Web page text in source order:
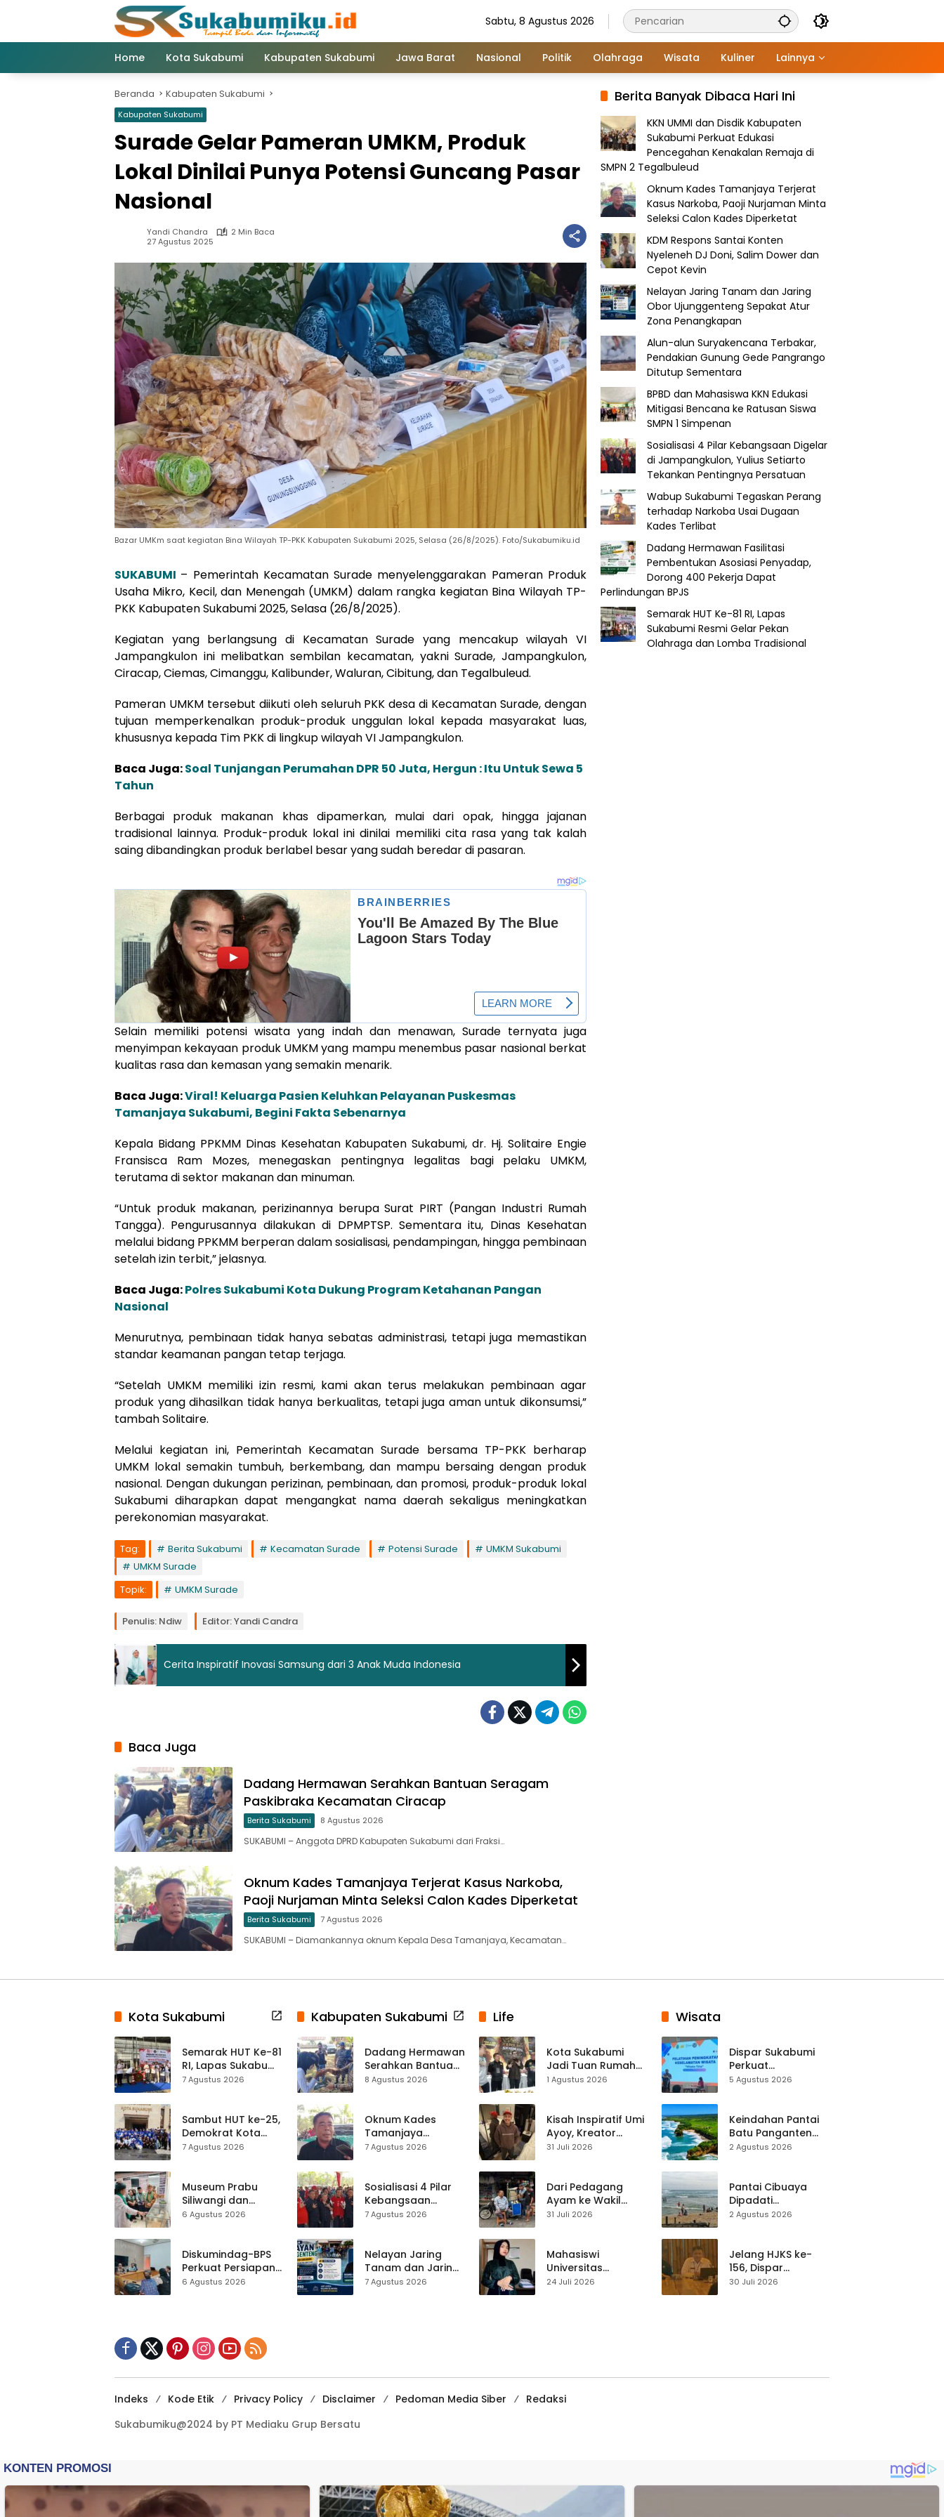
Sabtu, 8 Agustus 2026
Home Kota Sukabumi Kabupaten Sukabumi Jawa Barat Nasional Politik Olahraga Wisata Kuliner Lainnya
Beranda Kabupaten Sukabumi
Kabupaten Sukabumi
Surade Gelar Pameran UMKM, Produk
Lokal Dinilai Punya Potensi Guncang Pasar
Nasional
Yandi Chandra
2 Min Baca
27 Agustus 2025
Bazar UMKm saat kegiatan Bina Wilayah TP-PKK Kabupaten Sukabumi 2025, Selasa (26/8/2025). Foto/Sukabumiku.id
SUKABUMI – Pemerintah Kecamatan Surade menyelenggarakan Pameran Produk
Usaha Mikro, Kecil, dan Menengah (UMKM) dalam rangka kegiatan Bina Wilayah TP-
PKK Kabupaten Sukabumi 2025, Selasa (26/8/2025).
Kegiatan yang berlangsung di Kecamatan Surade yang mencakup wilayah VI
Jampangkulon ini melibatkan sembilan kecamatan, yakni Surade, Jampangkulon,
Ciracap, Ciemas, Cimanggu, Kalibunder, Waluran, Cibitung, dan Tegalbuleud.
Pameran UMKM tersebut diikuti oleh seluruh PKK desa di Kecamatan Surade, dengan
tujuan memperkenalkan produk-produk unggulan lokal kepada masyarakat luas,
khususnya kepada Tim PKK di lingkup wilayah VI Jampangkulon.
Baca Juga:Soal Tunjangan Perumahan DPR 50 Juta, Hergun : Itu Untuk Sewa 5
Tahun
Berbagai produk makanan khas dipamerkan, mulai dari opak, hingga jajanan
tradisional lainnya. Produk-produk lokal ini dinilai memiliki cita rasa yang tak kalah
saing dibandingkan produk berlabel besar yang sudah beredar di pasaran.
Selain memiliki potensi wisata yang indah dan menawan, Surade ternyata juga
menyimpan kekayaan produk UMKM yang mampu menembus pasar nasional berkat
kualitas rasa dan kemasan yang semakin menarik.
Baca Juga:Viral! Keluarga Pasien Keluhkan Pelayanan Puskesmas
Tamanjaya Sukabumi, Begini Fakta Sebenarnya
Kepala Bidang PPKMM Dinas Kesehatan Kabupaten Sukabumi, dr. Hj. Solitaire Engie
Fransisca Ram Mozes, menegaskan pentingnya legalitas bagi pelaku UMKM,
terutama di sektor makanan dan minuman.
“Untuk produk makanan, perizinannya berupa Surat PIRT (Pangan Industri Rumah
Tangga). Pengurusannya dilakukan di DPMPTSP. Sementara itu, Dinas Kesehatan
melalui bidang PPKMM berperan dalam sosialisasi, pendampingan, hingga pembinaan
setelah izin terbit,” jelasnya.
Baca Juga:Polres Sukabumi Kota Dukung Program Ketahanan Pangan
Nasional
Menurutnya, pembinaan tidak hanya sebatas administrasi, tetapi juga memastikan
standar keamanan pangan tetap terjaga.
“Setelah UMKM memiliki izin resmi, kami akan terus melakukan pembinaan agar
produk yang dihasilkan tidak hanya berkualitas, tetapi juga aman untuk dikonsumsi,”
tambah Solitaire.
Melalui kegiatan ini, Pemerintah Kecamatan Surade bersama TP-PKK berharap
UMKM lokal semakin tumbuh, berkembang, dan mampu bersaing dengan produk
nasional. Dengan dukungan perizinan, pembinaan, dan promosi, produk-produk lokal
Sukabumi diharapkan dapat mengangkat nama daerah sekaligus meningkatkan
perekonomian masyarakat.
Tag: Berita Sukabumi Kecamatan Surade Potensi Surade
UMKM Sukabumi
UMKM Surade
Topik:
UMKM Surade
Penulis: Ndiw Editor: Yandi Candra
Cerita Inspiratif Inovasi Samsung dari 3 Anak Muda Indonesia
Baca Juga
Dadang Hermawan Serahkan Bantuan Seragam
Paskibraka Kecamatan Ciracap
Berita Sukabumi 8 Agustus 2026
SUKABUMI – Anggota DPRD Kabupaten Sukabumi dari Fraksi…
Oknum Kades Tamanjaya Terjerat Kasus Narkoba,
Paoji Nurjaman Minta Seleksi Calon Kades Diperketat
Berita Sukabumi 7 Agustus 2026
SUKABUMI – Diamankannya oknum Kepala Desa Tamanjaya, Kecamatan…
Berita Banyak Dibaca Hari Ini
KKN UMMI dan Disdik Kabupaten
Sukabumi Perkuat Edukasi
Pencegahan Kenakalan Remaja di
SMPN 2 Tegalbuleud
Oknum Kades Tamanjaya Terjerat
Kasus Narkoba, Paoji Nurjaman Minta
Seleksi Calon Kades Diperketat
KDM Respons Santai Konten
Nyeleneh DJ Doni, Salim Dower dan
Cepot Kevin
Nelayan Jaring Tanam dan Jaring
Obor Ujunggenteng Sepakat Atur
Zona Penangkapan
Alun-alun Suryakencana Terbakar,
Pendakian Gunung Gede Pangrango
Ditutup Sementara
BPBD dan Mahasiswa KKN Edukasi
Mitigasi Bencana ke Ratusan Siswa
SMPN 1 Simpenan
Sosialisasi 4 Pilar Kebangsaan Digelar
di Jampangkulon, Yulius Setiarto
Tekankan Pentingnya Persatuan
Wabup Sukabumi Tegaskan Perang
terhadap Narkoba Usai Dugaan
Kades Terlibat
Dadang Hermawan Fasilitasi
Pembentukan Asosiasi Penyadap,
Dorong 400 Pekerja Dapat
Perlindungan BPJS
Semarak HUT Ke-81 RI, Lapas
Sukabumi Resmi Gelar Pekan
Olahraga dan Lomba Tradisional
Kota Sukabumi
Semarak HUT Ke-81
RI, Lapas Sukabumi
Resmi Gelar Pekan
7 Agustus 2026
Sambut HUT ke-25,
Demokrat Kota
Sukabumi
ASRI Lewat Aksi
Bersih Masjid
Agung
7 Agustus 2026
Museum Prabu
Siliwangi dan
Museum Keramik
Hampir 500 Koleksi
Dipisahkan
6 Agustus 2026
Diskumindag-BPS
Perkuat Persiapan
Sensus Ekonomi,
6 Agustus 2026
Kabupaten Sukabumi
Dadang Hermawan
Serahkan Bantuan
Seragam
Ciracap
8 Agustus 2026
Oknum Kades
Tamanjaya
Terjerat Kasus
Seleksi Calon
Kades Diperketat
7 Agustus 2026
Sosialisasi 4 Pilar
Kebangsaan
Digelar di
Tekankan
Pentingnya
Persatuan
7 Agustus 2026
Nelayan Jaring
Tanam dan Jaring
Obor
7 Agustus 2026
Life
Kota Sukabumi
Jadi Tuan Rumah
Kontes Batu Akik
1 Agustus 2026
Kisah Inspiratif Umi
Ayoy, Kreator
TikTok Asal
Live Streaming
31 Juli 2026
Dari Pedagang
Ayam ke Wakil
Ketua DPRD, H.
Pasar Cisaat
31 Juli 2026
Mahasiswi
Universitas
Muhammadiyah
24 Juli 2026
Wisata
Dispar Sukabumi
Perkuat
Keselamatan
Mitigasi hingga
Teknik Evakuasi
5 Agustus 2026
Keindahan Pantai
Batu Panganten
Mulai Dilirik
2 Agustus 2026
Pantai Cibuaya
Dipadati
Wisatawan,
Waspada
2 Agustus 2026
Jelang HJKS ke-
156, Dispar
Kabupaten
30 Juli 2026
Indeks Kode Etik Privacy Policy Disclaimer Pedoman Media Siber
Redaksi
Sukabumiku@2024 by PT Mediaku Grup Bersatu